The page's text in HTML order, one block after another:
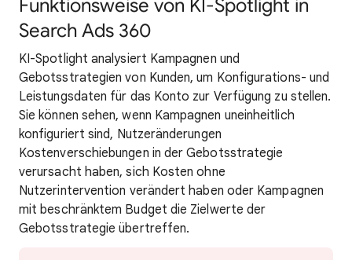
Funktionsweise von KI-Spotlight in
Search Ads 360
KI-Spotlight analysiert Kampagnen und
Gebotsstrategien von Kunden, um Konfigurations- und
Leistungsdaten für das Konto zur Verfügung zu stellen.
Sie können sehen, wenn Kampagnen uneinheitlich
konfiguriert sind, Nutzeränderungen
Kostenverschiebungen in der Gebotsstrategie
verursacht haben, sich Kosten ohne
Nutzerintervention verändert haben oder Kampagnen
mit beschränktem Budget die Zielwerte der
Gebotsstrategie übertreffen.